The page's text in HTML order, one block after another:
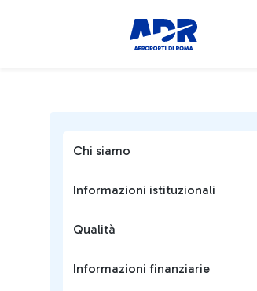
Chi siamo
Informazioni istituzionali
Qualità
Informazioni finanziarie